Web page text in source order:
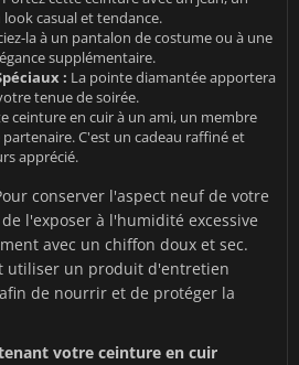
casual et tendance.
la à un pantalon de costume ou à une
supplémentaire.
: La pointe diamantée apportera
tenue de soirée.
ceinture en cuir à un ami, un membre
C'est un cadeau raffiné et
apprécié.
conserver l'aspect neuf de votre
l'exposer à l'humidité excessive
avec un chiffon doux et sec.
utiliser un produit d'entretien
de nourrir et de protéger la
votre ceinture en cuir